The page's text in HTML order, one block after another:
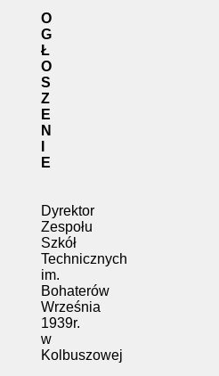
O
G
Ł
O
S
Z
E
N
E
Dyrektor
Zespołu
Szkół
Technicznych
im.
Bohaterów
Września
1939r.
w
Kolbuszowej